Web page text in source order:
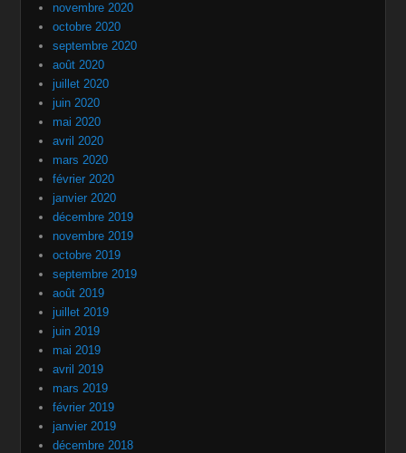
novembre 2020
octobre 2020
septembre 2020
août 2020
juillet 2020
juin 2020
mai 2020
avril 2020
mars 2020
février 2020
janvier 2020
décembre 2019
novembre 2019
octobre 2019
septembre 2019
août 2019
juillet 2019
juin 2019
mai 2019
avril 2019
mars 2019
février 2019
janvier 2019
décembre 2018